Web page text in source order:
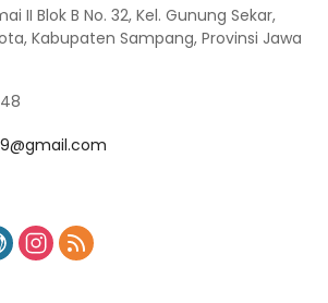
II Blok B No. 32, Kel. Gunung Sekar,
Kabupaten Sampang, Provinsi Jawa